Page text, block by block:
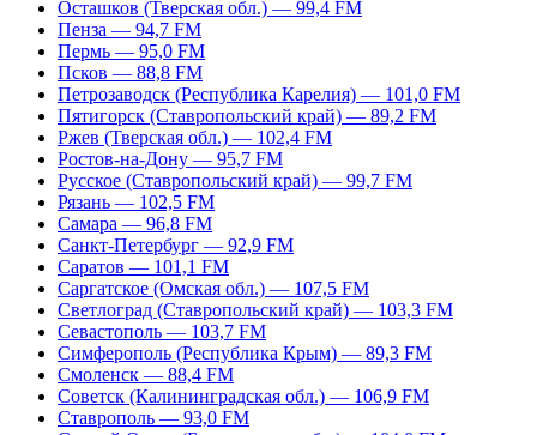
Осташков (Тверская обл.) — 99,4 FM
Пенза — 94,7 FM
Пермь — 95,0 FM
Псков — 88,8 FM
Петрозаводск (Республика Карелия) — 101,0 FM
Пятигорск (Ставропольский край) — 89,2 FM
Ржев (Тверская обл.) — 102,4 FM
Ростов-на-Дону — 95,7 FM
Русское (Ставропольский край) — 99,7 FM
Рязань — 102,5 FM
Самара — 96,8 FM
Санкт-Петербург — 92,9 FM
Саратов — 101,1 FM
Саргатское (Омская обл.) — 107,5 FM
Светлоград (Ставропольский край) — 103,3 FM
Севастополь — 103,7 FM
Симферополь (Республика Крым) — 89,3 FM
Смоленск — 88,4 FM
Советск (Калининградская обл.) — 106,9 FM
Ставрополь — 93,0 FM